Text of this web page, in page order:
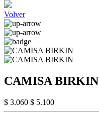
Volver
CAMISA BIRKIN
$ 3.060 $ 5.100